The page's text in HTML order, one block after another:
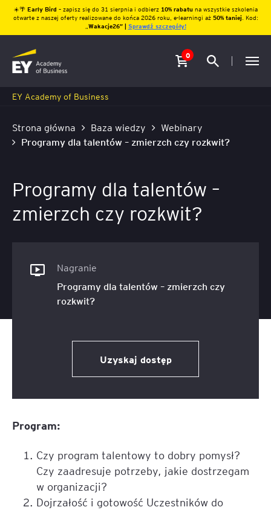
☀️🌴 Early Bird – zapisz się do 31 sierpnia i odbierz10% rabatu na wszystkie szkolenia
otwarte z naszej oferty realizowane do końca 2026 roku, e-learningi aż 50% taniej. Kod:
Wakacje26″ | Sprawdź szczegóły!
0
EY Academy of Business
Strona główna Baza wiedzy
Webinary
Programy dla talentów – zmierzch czy rozkwit?
Programy dla talentów –
zmierzch czy rozkwit?
Nagranie
Programy dla talentów – zmierzch czy
rozkwit?
Program:
Czy program talentowy to dobry pomysł?
Czy zaadresuje potrzeby, jakie dostrzegam
w organizacji?
Dojrzałość i gotowość Uczestników do
Uzyskaj dostęp